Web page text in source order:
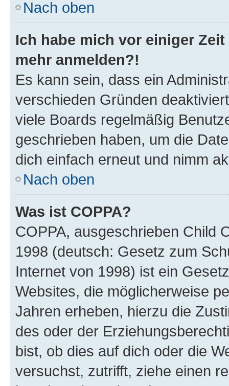
Nach oben
Ich habe mich vor einiger
mehr anmelden?!
Es kann sein, dass ein
verschieden Gründen
viele Boards regelmäßig
geschrieben haben, um die
dich einfach erneut und nimm
Nach oben
Was ist COPPA?
COPPA, ausgeschrieben Child
1998 (deutsch: Gesetz zum
Internet von 1998) ist ein
Websites, die möglicherweise
Jahren erheben, hierzu die
des oder der
bist, ob dies auf dich oder die
versuchst, zutrifft, ziehe einen